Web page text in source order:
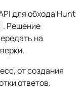
для обхода Hunt
. Решение
на
от создания
ответов.